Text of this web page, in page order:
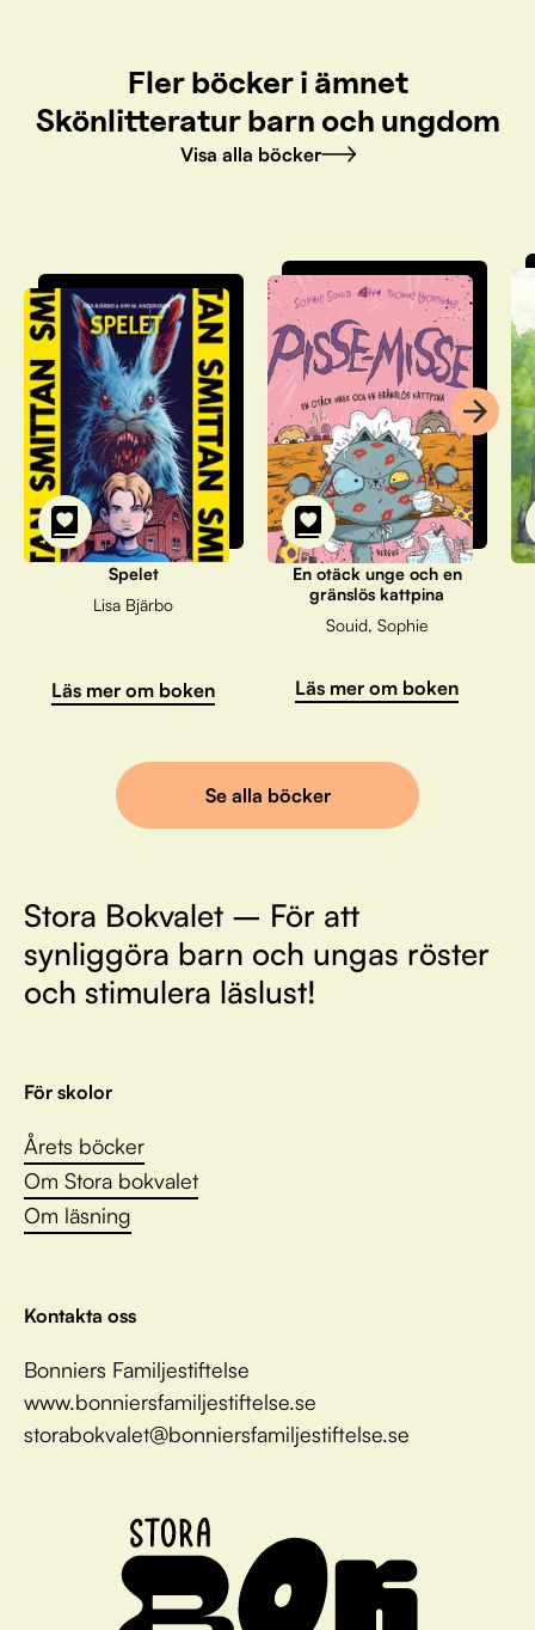
Fler böcker i ämnet
Skönlitteratur barn och ungdom
Visa alla böcker
Spelet
Lisa Bjärbo
Läs mer om boken
En otäck unge och en
gränslös kattpina
Souid, Sophie
Läs mer om boken
Se alla böcker
Stora Bokvalet – För att
synliggöra barn och ungas röster
och stimulera läslust!
För skolor
Årets böcker
Om Stora bokvalet
Om läsning
Kontakta oss
Bonniers Familjestiftelse
www.bonniersfamiljestiftelse.se
storabokvalet@bonniersfamiljestiftelse.se